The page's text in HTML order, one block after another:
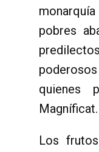
pobres
quienes
Magníficat.
Los